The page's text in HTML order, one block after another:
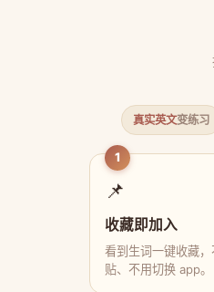
真实英文变练习
1
📌
收藏即加入
看到生词一键收藏
贴、不用切换 app。